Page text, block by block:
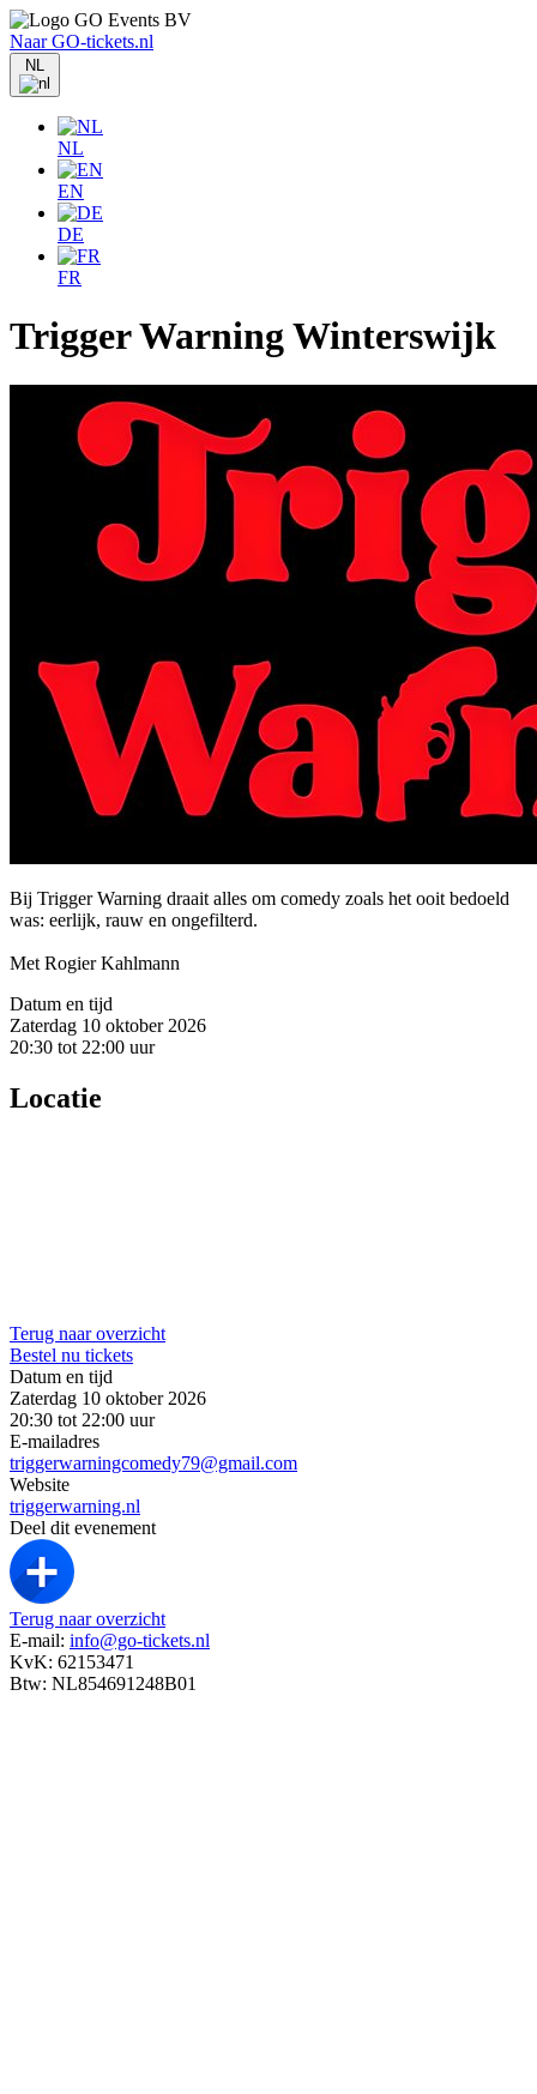
Naar GO-tickets.nl
NL
NL
EN
DE
FR
Trigger Warning Winterswijk
Bij Trigger Warning draait alles om comedy zoals het ooit bedoeld
was: eerlijk, rauw en ongefilterd.
Met Rogier Kahlmann
Datum en tijd
Zaterdag 10 oktober 2026
20:30 tot 22:00 uur
Locatie
Terug naar overzicht
Bestel nu tickets
Datum en tijd
Zaterdag 10 oktober 2026
20:30 tot 22:00 uur
E-mailadres
triggerwarningcomedy79@gmail.com
Website
triggerwarning.nl
Deel dit evenement
Terug naar overzicht
E-mail: info@go-tickets.nl
KvK: 62153471
Btw: NL854691248B01